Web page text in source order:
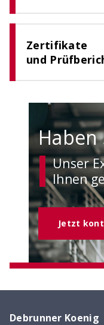
Zertifikate
und
Haben
Unser
Ihnen
Jetzt
Debrunner Koenig